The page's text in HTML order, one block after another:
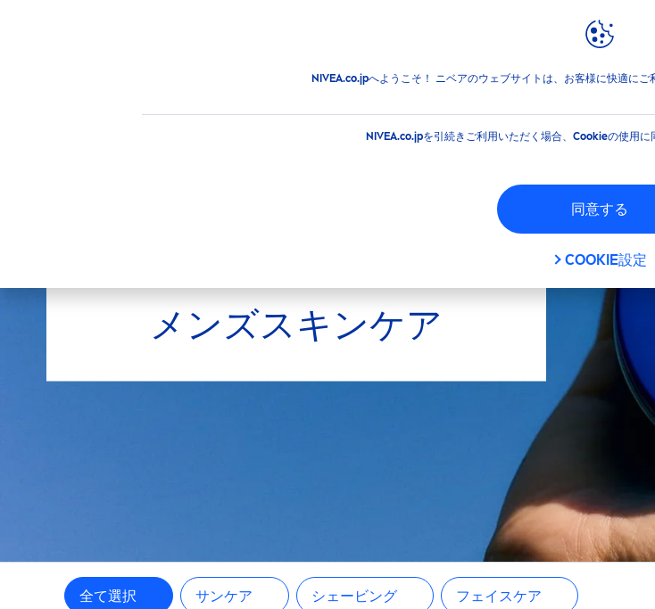
NIVEA.co.jpへようこそ！ ニベアのウェブサイトは、お客様に快適に
NIVEA.co.jpを引続きご利用いただく場合、Cookieの使用に
同意する
COOKIE設定
メンズスキンケア
全て選択 サンケア シェービング フェイスケア